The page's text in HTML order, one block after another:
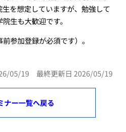
を想定していますが、勉強して
生も大歓迎です。
参加登録が必須です）。
05/19 最終更新日 2026/05/19
ナー一覧へ戻る